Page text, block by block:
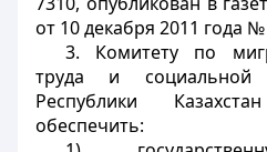
от 10 декабря 2011 года
3. Комитету по
труда и социальной
Республики
обеспечить: